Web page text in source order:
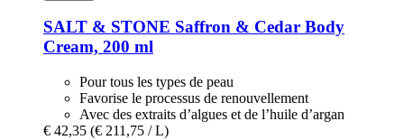
SALT & STONE Saffron & Cedar Body
Cream, 200 ml
Pour tous les types de peau
Favorise le processus de renouvellement
Avec des extraits d’algues et de l’huile d’argan
€ 42,35 (€ 211,75 / L)